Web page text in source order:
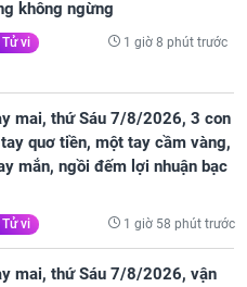
không ngừng
vi 1 giờ 8 phút trước
mai, thứ Sáu 7/8/2026, 3 con
quơ tiền, một tay cầm vàng,
mắn, ngồi đếm lợi nhuận bạc
vi 1 giờ 58 phút trước
mai, thứ Sáu 7/8/2026, vận